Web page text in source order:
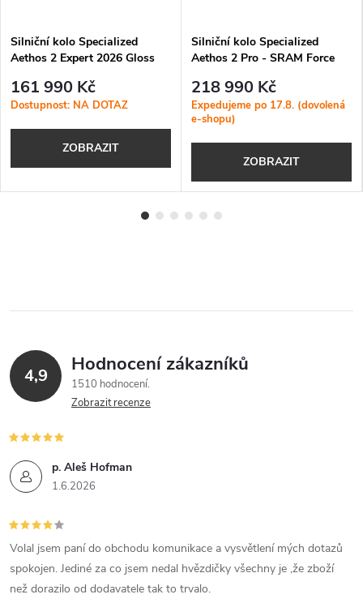
Silniční kolo Specialized
Aethos 2 Expert 2026 Gloss
161 990 Kč
Dostupnost: NA DOTAZ
ZOBRAZIT
Silniční kolo Specialized
Aethos 2 Pro - SRAM Force
Chrome
218 990 Kč
Expedujeme po 17.8. (dovolená
e-shopu)
ZOBRAZIT
4,9 Hodnocení zákazníků
1510 hodnocení
Zobrazit recenze
p. Aleš Hofman
1.6.2026
Volal jsem paní do obchodu komunikace a vysvětlení mých dotazů
spokojen. Jediné za co jsem nedal hvězdičky všechny je ,že zboží
než dorazilo od dodavatele tak to trvalo.